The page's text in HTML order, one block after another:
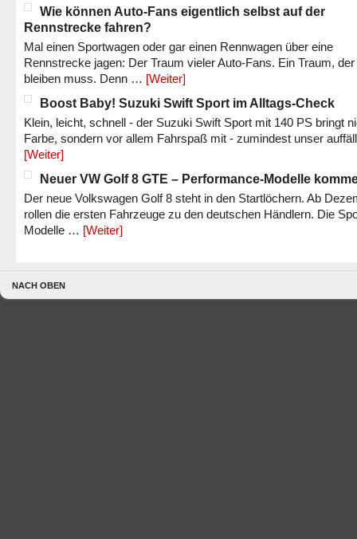
Wie können Auto-Fans eigentlich selbst auf der
Rennstrecke fahren?
Mal einen Sportwagen oder gar einen Rennwagen über eine
Rennstrecke jagen: Der Traum vieler Auto-Fans. Ein Traum,
bleiben muss. Denn … [Weiter]
Boost Baby! Suzuki Swift Sport im Alltags-Check
Klein, leicht, schnell - der Suzuki Swift Sport mit 140 PS bringt
Farbe, sondern vor allem Fahrspaß mit - zumindest unser
[Weiter]
Neuer VW Golf 8 GTE – Performance-Modelle
Der neue Volkswagen Golf 8 steht in den Startlöchern. Ab
rollen die ersten Fahrzeuge zu den deutschen Händlern. Die
Modelle … [Weiter]
NACH OBEN